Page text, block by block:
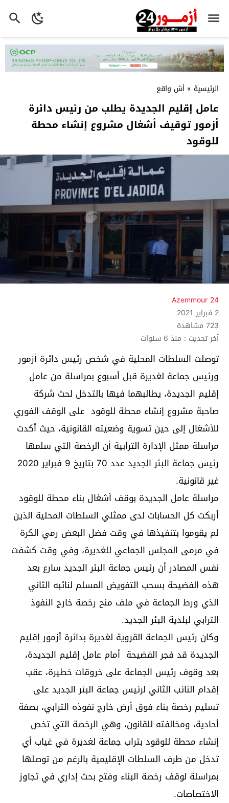
الرئيسية » أش واقع
عامل إقليم الجديدة يطلب من رئيس دائرة
أزمور توقيف أشغال مشروع إنشاء محطة
للوقود
Azemmour 24
2 فبراير 2021
723 مشاهدة
آخر تحديث : منذ 6 سنوات
توصلت السلطات المحلية في شخص رئيس دائرة أزمور
ورئيس جماعة لغديرة قبل أسبوع بمراسلة من عامل
إقليم الجديدة، يطالبهما فيها بالتدخل لحث شركة
صاحبة مشروع إنشاء محطة للوقود على الوقف الفوري
للأشغال إلى حين تسوية وضعيته القانونية، حيث أكدت
مراسلة ممثل الإدارة الترابية أن الرخصة التي سلمها
رئيس جماعة البئر الجديد عدد 70 بتاريخ 9 فبراير 2020
غير قانونية.
مراسلة عامل الجديدة بوقف أشغال بناء محطة للوقود
أربكت كل الحسابات لدى ممثلي السلطات المحلية الذين
لم يقوموا بتنفيذها في وقت فضل البعض رمي الكرة
في مرمى المجلس الجماعي للغديرة، وفي وقت كشفت
نفس المصادر أن رئيس جماعة البئر الجديد سارع بعد
هذه الفضيحة بسحب التفويض المسلم لنائبه الثاني
الذي ورط الجماعة في ملف منح رخصة خارج النفوذ
الترابي لبلدية البئر الجديد.
وكان رئيس الجماعة القروية لغديرة بدائرة أزمور إقليم
الجديدة قد فجر الفضيحة أمام عامل إقليم الجديدة،
بعد وقوف رئيس الجماعة على خروقات خطيرة، عقب
إقدام النائب الثاني لرئيس جماعة البئر الجديد على
تسليم رخصة بناء فوق أرض خارج نفوذه الترابي، بصفة
أحادية، ومخالفته للقانون، وهي الرخصة التي تخص
إنشاء محطة للوقود بتراب جماعة لغديرة في غياب أي
تدخل من طرف السلطات الإقليمية بالرغم من توصلها
بمراسلة لوقف رخصة البناء وفتح بحث إداري في تجاوز
الاختصاصات.